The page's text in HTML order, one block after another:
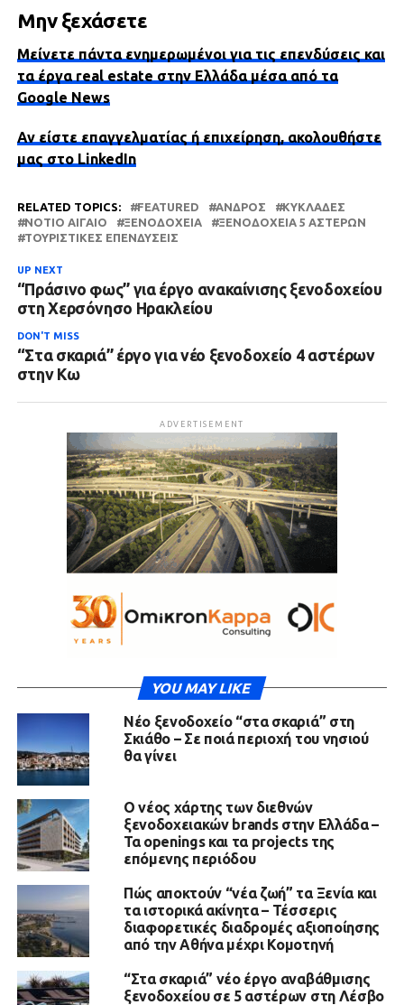
Μην ξεχάσετε
Μείνετε πάντα ενημερωμένοι για τις επενδύσεις και
τα έργα real estate στην Ελλάδα μέσα από τα
Google News
Αν είστε επαγγελματίας ή επιχείρηση, ακολουθήστε
μας στο LinkedIn
RELATED TOPICS: FEATURED ΆΝΔΡΟΣ
ΚΥΚΛΆΔΕΣ
ΝΌΤΙΟ ΑΙΓΑΊΟ
ΞΕΝΟΔΟΧΕΊΑ
ΞΕΝΟΔΟΧΕΊΑ 5 ΑΣΤΈΡΩΝ
ΤΟΥΡΙΣΤΙΚΈΣ ΕΠΕΝΔΎΣΕΙΣ
UP NEXT
“Πράσινο φως” για έργο ανακαίνισης ξενοδοχείου
στη Χερσόνησο Ηρακλείου
DON'T MISS
“Στα σκαριά” έργο για νέο ξενοδοχείο 4 αστέρων
στην Κω
ADVERTISEMENT
YOU MAY LIKE
Νέο ξενοδοχείο “στα σκαριά” στη
Σκιάθο – Σε ποιά περιοχή του νησιού
θα γίνει
Ο νέος χάρτης των διεθνών
ξενοδοχειακών brands στην Ελλάδα –
Τα openings και τα projects της
επόμενης περιόδου
Πώς αποκτούν “νέα ζωή” τα Ξενία και
τα ιστορικά ακίνητα – Τέσσερις
διαφορετικές διαδρομές αξιοποίησης
από την Αθήνα μέχρι Κομοτηνή
“Στα σκαριά” νέο έργο αναβάθμισης
ξενοδοχείου σε 5 αστέρων στη Λέσβο